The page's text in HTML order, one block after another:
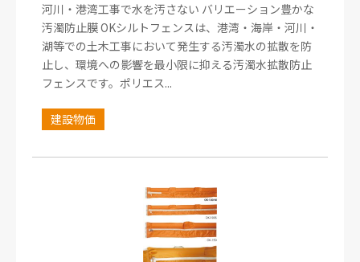
河川・港湾工事で水を汚さない バリエーション豊かな
汚濁防止膜 OKシルトフェンスは、港湾・海岸・河川・
湖等での土木工事において発生する汚濁水の拡散を防
止し、環境への影響を最小限に抑える汚濁水拡散防止
フェンスです。ポリエス...
建設物価